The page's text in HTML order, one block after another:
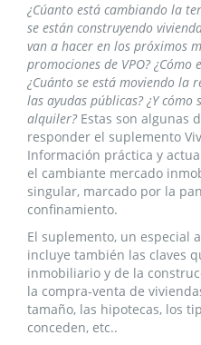
¿Cúanto está cambiando la
se están construyendo
van a hacer en los próximos
promociones de VPO? ¿Cómo
¿Cuánto se está moviendo la
las ayudas públicas? ¿Y
alquiler?Estas son algunas
responder el suplemento
Información práctica y
el cambiante mercado
singular, marcado por la
confinamiento.
El suplemento, un especial
incluye también las claves
inmobiliario y de la
la compra-venta de
tamaño, las hipotecas, los
conceden, etc..